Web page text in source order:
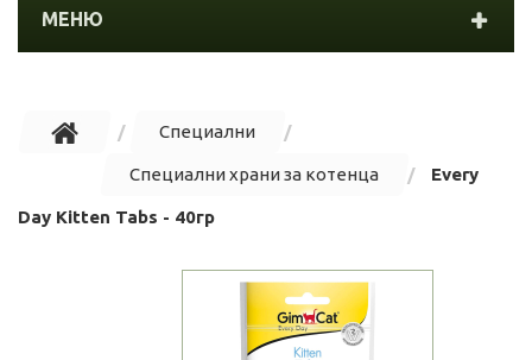
МЕНЮ
Специални
Специални храни за котенца Every
Day Kitten Tabs - 40гр